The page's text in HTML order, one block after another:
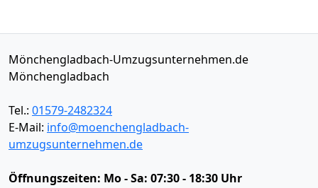
Mönchengladbach-Umzugsunternehmen.de
Mönchengladbach
Tel.: 01579-2482324
E-Mail: info@moenchengladbach-
umzugsunternehmen.de
Öffnungszeiten: Mo - Sa: 07:30 - 18:30 Uhr